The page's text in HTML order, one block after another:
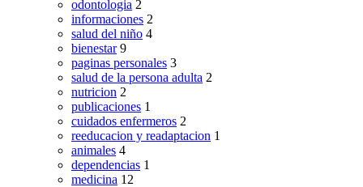
odontologia 2
informaciones 2
salud del niño 4
bienestar 9
paginas personales 3
salud de la persona adulta 2
nutricion 2
publicaciones 1
cuidados enfermeros 2
reeducacion y readaptacion 1
animales 4
dependencias 1
medicina 12